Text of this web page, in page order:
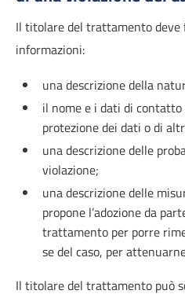
Il titolare del trattamento deve
informazioni:
una descrizione della
il nome e i dati di
protezione dei dati o di
una descrizione delle
violazione;
una descrizione delle
propone l’adozione da
trattamento per porre
se del caso, per
Il titolare del trattamento può